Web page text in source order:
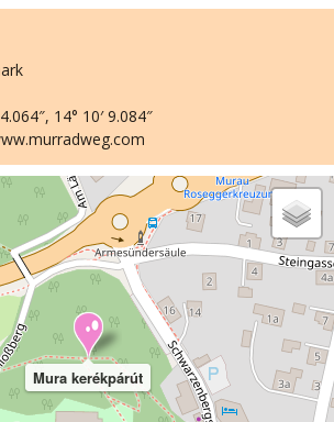
14° 10′ 9.084″
Mura kerékpárút